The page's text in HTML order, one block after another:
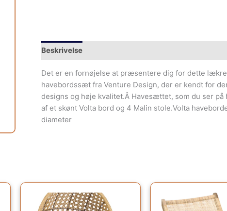
Beskrivelse
Det er en fornøjelse at præsentere dig for dette lækre
havebordssæt fra Venture Design, der er kendt for
designs og høje kvalitet.Â Havesættet, som du ser på
af et skønt Volta bord og 4 Malin stole.Volta
diameter